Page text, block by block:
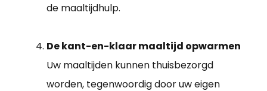
de maaltijdhulp.
De kant-en-klaar maaltijd opwarmen
Uw maaltijden kunnen thuisbezorgd
worden, tegenwoordig door uw eigen